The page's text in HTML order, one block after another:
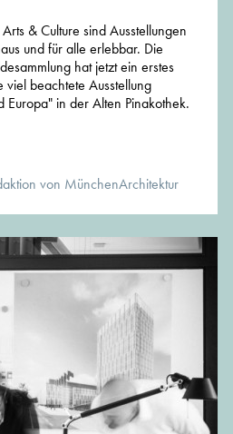
& Culture sind Ausstellungen
und für alle erlebbar. Die
hat jetzt ein erstes
viel beachtete Ausstellung
Europa" in der Alten Pinakothek.
von MünchenArchitektur